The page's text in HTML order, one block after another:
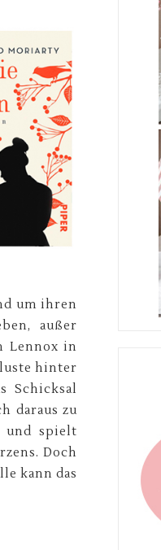
um ihren
außer
Lennox in
hinter
Schicksal
daraus zu
und spielt
Doch
kann das